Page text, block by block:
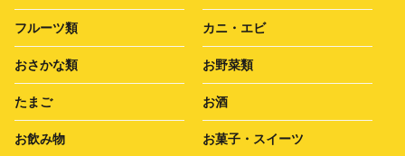
フルーツ類 カニ・エビ
おさかな類 お野菜類
たまご お酒
お飲み物 お菓子・スイーツ